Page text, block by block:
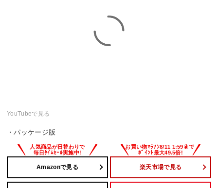
YouTubeで見る
・パッケージ版
Amazonで見る 楽天市場で見る